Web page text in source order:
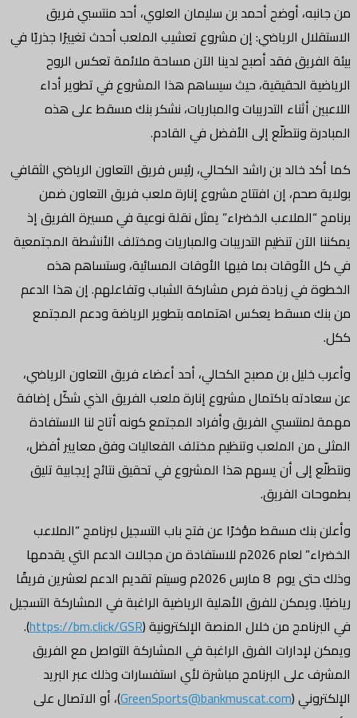
من جانبه، أوضح أحمد بن سليمان العلوي، أحد منتسبي فريق
الاستقلال الرياضي: إن مشروع تعشيب الملعب أحدث تغييرًا جذريًا في
بيئة الفريق فقد أصبح لدينا الآن مساحة ملائمة تعكس الروح
الرياضية الحقيقية، حيث سيساهم هذا المشروع في تطوير أداء
اللاعبين أثناء التدريبات والمباريات، نشكر بنك مسقط على هذه
المبادرة ونتطلّع إلى الأفضل في القادم.
كما أكد خالد بن راشد الكحالي، رئيس فريق التعاون الرياضي الثقافي
بولاية صحم، إن افتتاح مشروع إنارة ملعب فريق التعاون ضمن
برنامج “الملاعب الخضراء” يمثل نقلة نوعية في مسيرة الفريق إذ
يمكننا الآن تنظيم التدريبات والمباريات ومختلف الأنشطة المجتمعية
في كل الأوقات بما فيها الأوقات المسائية، وستساهم هذه
الخطوة في زيادة فرص مشاركة الشباب وتفاعلهم. إن هذا الدعم
من بنك مسقط يعكس اهتمامه بتطوير الرياضة ودعم المجتمع
ككل.
وأعرب خليل بن مصبح الكحالي، أحد أعضاء فريق التعاون الرياضي،
عن سعادته باكتمال مشروع إنارة ملعب الفريق الذي شكّل إضافة
مهمة لمنتسبي الفريق وأفراد المجتمع كونه أتاح لنا الاستفادة
المثلى من الملعب وتنظيم مختلف الفعاليات وفق معايير أفضل،
ونتطلّع إلى أن يسهم هذا المشروع في تحقيق نتائج إيجابية تليق
بطموحات الفريق.
وأعلن بنك مسقط مؤخرًا عن فتح باب التسجيل لبرنامج “الملاعب
الخضراء” لعام 2026م للاستفادة من مجالات الدعم التي يقدمها
وذلك حتى يوم 8 مارس 2026م وسيتم تقديم الدعم لعشرين فريقًا
رياضيًا. ويمكن للفرق الأهلية الرياضية الراغبة في المشاركة التسجيل
في البرنامج من خلال المنصة الإلكترونية (https://bm.click/GSR
).
ويمكن لإدارات الفرق الراغبة في المشاركة التواصل مع الفريق
المشرف على البرنامج مباشرة لأي استفسارات وذلك عبر البريد
الإلكتروني (GreenSports@bankmuscat.com)، أو الاتصال على